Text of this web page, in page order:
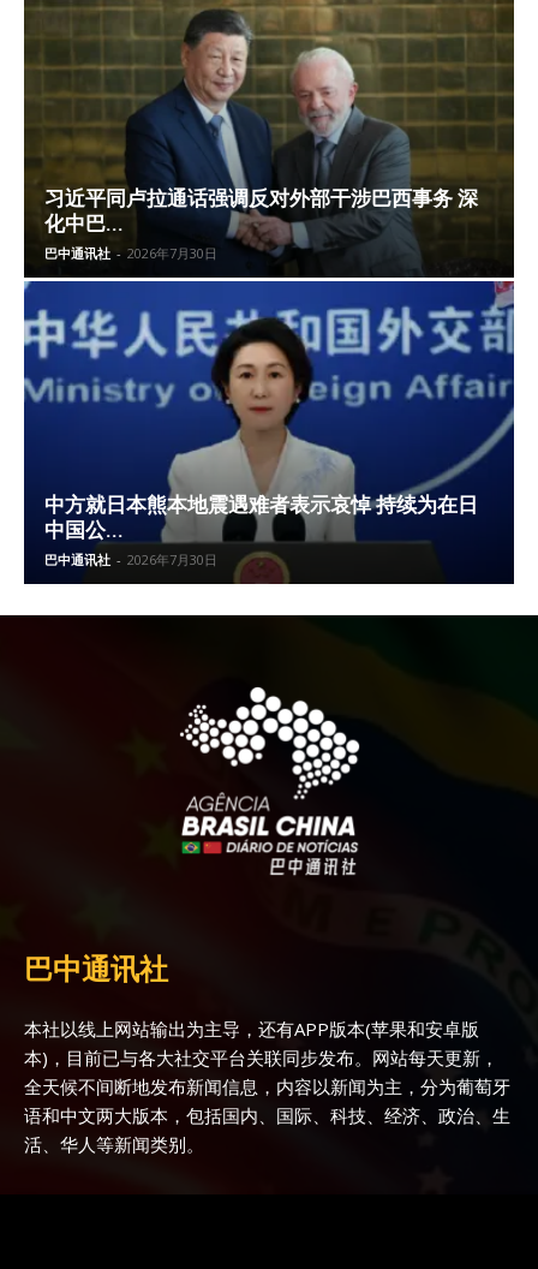
习近平同卢拉通话强调反对外部干涉巴西事务 深
化中巴...
巴中通讯社 - 2026年7月30日
中方就日本熊本地震遇难者表示哀悼 持续为在日
中国公...
巴中通讯社 - 2026年7月30日
巴中通讯社
本社以线上网站输出为主导，还有APP版本(苹果和安卓版
本)，目前已与各大社交平台关联同步发布。网站每天更新，
全天候不间断地发布新闻信息，内容以新闻为主，分为葡萄牙
语和中文两大版本，包括国内、国际、科技、经济、政治、生
活、华人等新闻类别。